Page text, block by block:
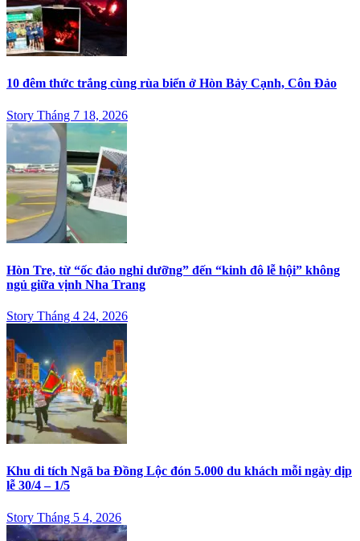
10 đêm thức trắng cùng rùa biển ở Hòn Bảy Cạnh, Côn Đảo
Story Tháng 7 18, 2026
Hòn Tre, từ “ốc đảo nghỉ dưỡng” đến “kinh đô lễ hội” không
ngủ giữa vịnh Nha Trang
Story Tháng 4 24, 2026
Khu di tích Ngã ba Đồng Lộc đón 5.000 du khách mỗi ngày dịp
lễ 30/4 – 1/5
Story Tháng 5 4, 2026